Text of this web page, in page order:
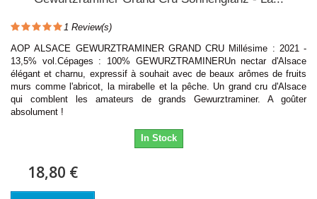
1 Review(s)
AOP ALSACE GEWURZTRAMINER GRAND CRU Millésime : 2021 -
13,5% vol.Cépages : 100% GEWURZTRAMINERUn nectar d'Alsace
élégant et charnu, expressif à souhait avec de beaux arômes de fruits
murs comme l'abricot, la mirabelle et la pêche. Un grand cru d'Alsace
qui comblent les amateurs de grands Gewurztraminer. A goûter
absolument !
In Stock
18,80 €